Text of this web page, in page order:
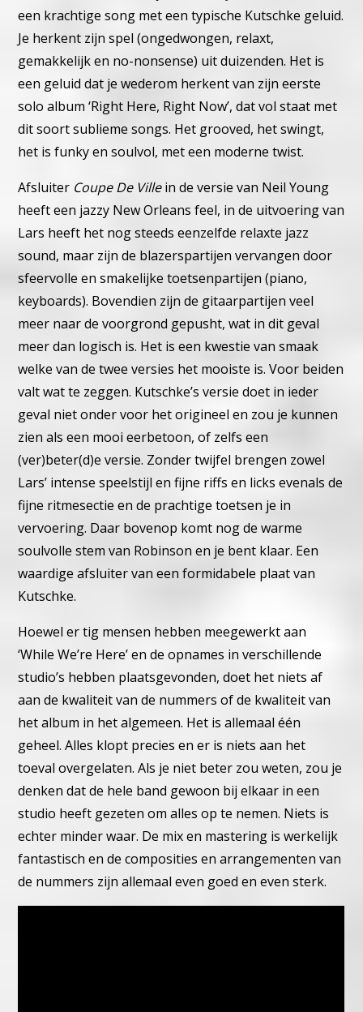
een krachtige song met een typische Kutschke geluid.
Je herkent zijn spel (ongedwongen, relaxt,
gemakkelijk en no-nonsense) uit duizenden. Het is
een geluid dat je wederom herkent van zijn eerste
solo album ‘Right Here, Right Now’, dat vol staat met
dit soort sublieme songs. Het grooved, het swingt,
het is funky en soulvol, met een moderne twist.
Afsluiter Coupe De Villein de versie van Neil Young
heeft een jazzy New Orleans feel, in de uitvoering van
Lars heeft het nog steeds eenzelfde relaxte jazz
sound, maar zijn de blazerspartijen vervangen door
sfeervolle en smakelijke toetsenpartijen (piano,
keyboards). Bovendien zijn de gitaarpartijen veel
meer naar de voorgrond gepusht, wat in dit geval
meer dan logisch is. Het is een kwestie van smaak
welke van de twee versies het mooiste is. Voor beiden
valt wat te zeggen. Kutschke’s versie doet in ieder
geval niet onder voor het origineel en zou je kunnen
zien als een mooi eerbetoon, of zelfs een
(ver)beter(d)e versie. Zonder twijfel brengen zowel
Lars’ intense speelstijl en fijne riffs en licks evenals de
fijne ritmesectie en de prachtige toetsen je in
vervoering. Daar bovenop komt nog de warme
soulvolle stem van Robinson en je bent klaar. Een
waardige afsluiter van een formidabele plaat van
Kutschke.
Hoewel er tig mensen hebben meegewerkt aan
‘While We’re Here’ en de opnames in verschillende
studio’s hebben plaatsgevonden, doet het niets af
aan de kwaliteit van de nummers of de kwaliteit van
het album in het algemeen. Het is allemaal één
geheel. Alles klopt precies en er is niets aan het
toeval overgelaten. Als je niet beter zou weten, zou je
denken dat de hele band gewoon bij elkaar in een
studio heeft gezeten om alles op te nemen. Niets is
echter minder waar. De mix en mastering is werkelijk
fantastisch en de composities en arrangementen van
de nummers zijn allemaal even goed en even sterk.